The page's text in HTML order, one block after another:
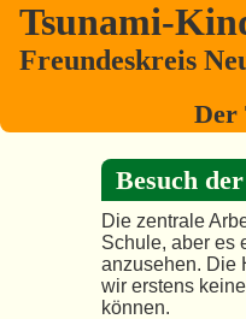
Tsunami-
Freundeskreis
Der
Besuch
Die zentrale
Schule, aber es
anzusehen. Die
wir erstens
können.